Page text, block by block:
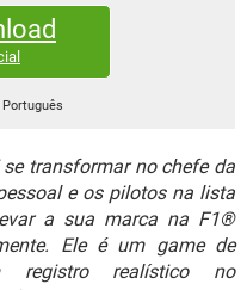
Português
transformar no chefe da
e os pilotos na lista
a sua marca na F1®
Ele é um game de
registro realístico no